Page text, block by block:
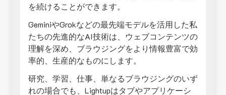
を続けることができます。
GeminiやGrokなどの最先端モデルを活用した私
たちの先進的なAI技術は、ウェブコンテンツの
理解を深め、ブラウジングをより情報豊富で効
率的、生産的なものにします。
研究、学習、仕事、単なるブラウジングのいず
れの場合でも、Lightupはタブやアプリケーシ